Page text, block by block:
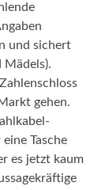
und sichert
Mädels).
gehen.
Tasche
es jetzt kaum